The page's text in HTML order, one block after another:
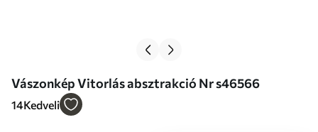
Vászonkép Vitorlás absztrakció Nr s46566
14Kedveli